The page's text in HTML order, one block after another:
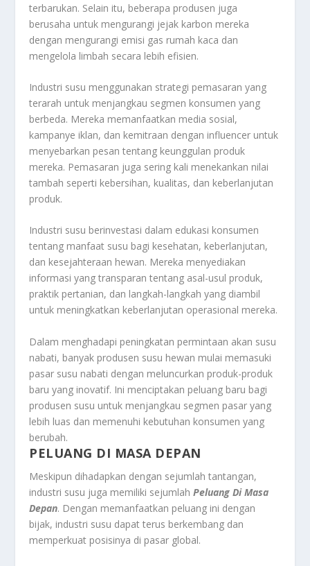
terbarukan. Selain itu, beberapa produsen juga
berusaha untuk mengurangi jejak karbon mereka
dengan mengurangi emisi gas rumah kaca dan
mengelola limbah secara lebih efisien.
Industri susu menggunakan strategi pemasaran yang
terarah untuk menjangkau segmen konsumen yang
berbeda. Mereka memanfaatkan media sosial,
kampanye iklan, dan kemitraan dengan influencer untuk
menyebarkan pesan tentang keunggulan produk
mereka. Pemasaran juga sering kali menekankan nilai
tambah seperti kebersihan, kualitas, dan keberlanjutan
produk.
Industri susu berinvestasi dalam edukasi konsumen
tentang manfaat susu bagi kesehatan, keberlanjutan,
dan kesejahteraan hewan. Mereka menyediakan
informasi yang transparan tentang asal-usul produk,
praktik pertanian, dan langkah-langkah yang diambil
untuk meningkatkan keberlanjutan operasional mereka.
Dalam menghadapi peningkatan permintaan akan susu
nabati, banyak produsen susu hewan mulai memasuki
pasar susu nabati dengan meluncurkan produk-produk
baru yang inovatif. Ini menciptakan peluang baru bagi
produsen susu untuk menjangkau segmen pasar yang
lebih luas dan memenuhi kebutuhan konsumen yang
berubah.
PELUANG DI MASA DEPAN
Meskipun dihadapkan dengan sejumlah tantangan,
industri susu juga memiliki sejumlahPeluang Di Masa
Depan. Dengan memanfaatkan peluang ini dengan
bijak, industri susu dapat terus berkembang dan
memperkuat posisinya di pasar global.